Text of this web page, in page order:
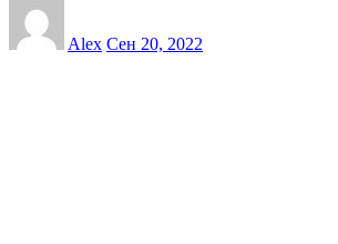
Alex Сен 20, 2022